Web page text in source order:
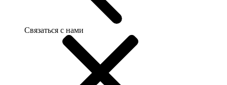
Связаться с нами